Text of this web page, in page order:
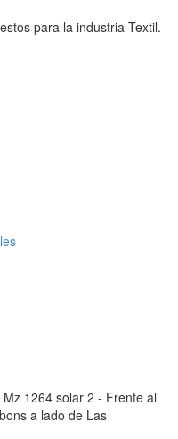
para la industria Textil.
1264 solar 2 - Frente al
a lado de Las